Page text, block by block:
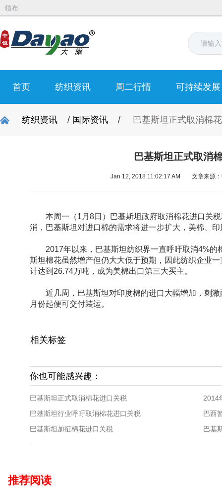
领布
首页 纺织资讯 周二行情 可持续发展
纺织资讯 / 国际资讯 / 巴基斯坦正式取消棉
巴基斯坦正式取消
Jan 12, 2018 11:02:17 AM 文章来源：
本周一（1月8日）巴基斯坦政府取消棉花进口关税
消，巴基斯坦对进口棉的需求将进一步扩大，美棉、
2017年以来，巴基斯坦纺织界一直呼吁取消4%的
斯坦棉花虽然增产但仍大大低于预期，因此纺织企业
计达到26.74万吨，成为美棉出口第三大买主。
近几周，巴基斯坦对印度棉的进口大幅增加，刺激
月份起便可交付装运。
相关标签
你也可能感兴趣：
巴基斯坦正式取消棉花进口关税
巴基斯坦行业呼吁取消棉花进口关税
巴基斯坦加征棉花进口关税
2014
巴西
巴基
推荐阅读